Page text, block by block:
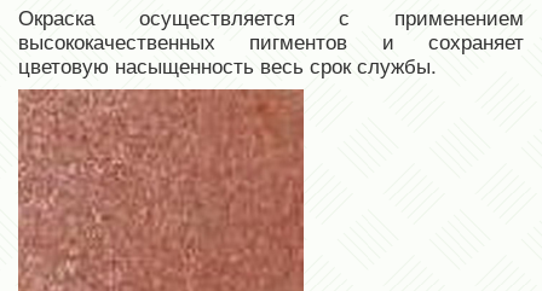
Окраска осуществляется с применением
высококачественных пигментов и сохраняет
цветовую насыщенность весь срок службы.